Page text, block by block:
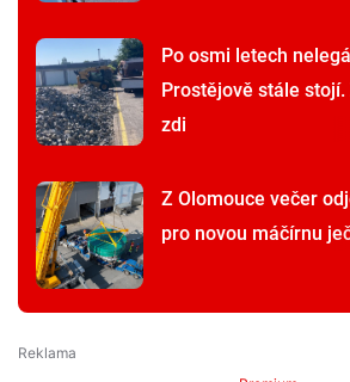
Po osmi letech
Prostějově stále
zdi
Z Olomouce večer
pro novou máčírnu